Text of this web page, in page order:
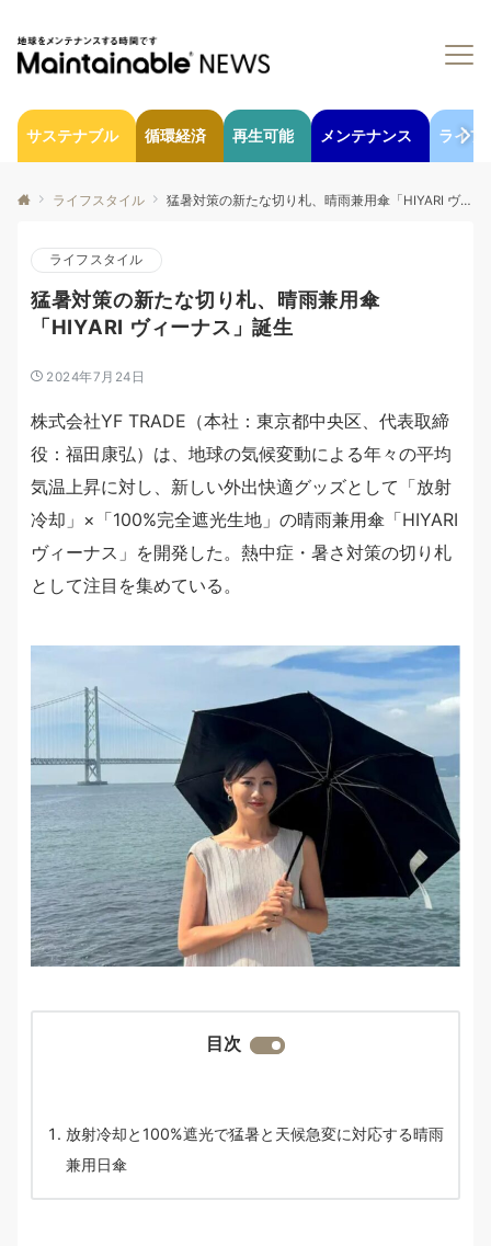
サステナブル 循環経済 再生可能 メンテナンス ライフ
ライフスタイル 猛暑対策の新たな切り札、晴雨兼用傘「HIYARI ヴィーナス」誕生
ライフスタイル
猛暑対策の新たな切り札、晴雨兼用傘
「HIYARI ヴィーナス」誕生
2024年7月24日
株式会社YF TRADE（本社：東京都中央区、代表取締
役：福田康弘）は、地球の気候変動による年々の平均
気温上昇に対し、新しい外出快適グッズとして「放射
冷却」×「100%完全遮光生地」の晴雨兼用傘「HIYARI
ヴィーナス」を開発した。熱中症・暑さ対策の切り札
として注目を集めている。
目次
放射冷却と100%遮光で猛暑と天候急変に対応する晴雨
兼用日傘